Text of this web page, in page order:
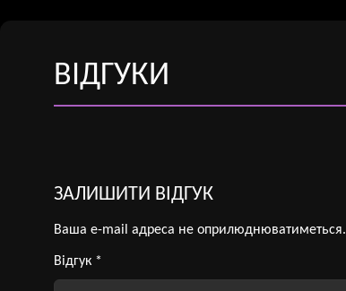
ВІДГУКИ
ЗАЛИШИТИ ВІДГУК
Ваша e-mail адреса не оприлюднюватиметься.
Відгук *